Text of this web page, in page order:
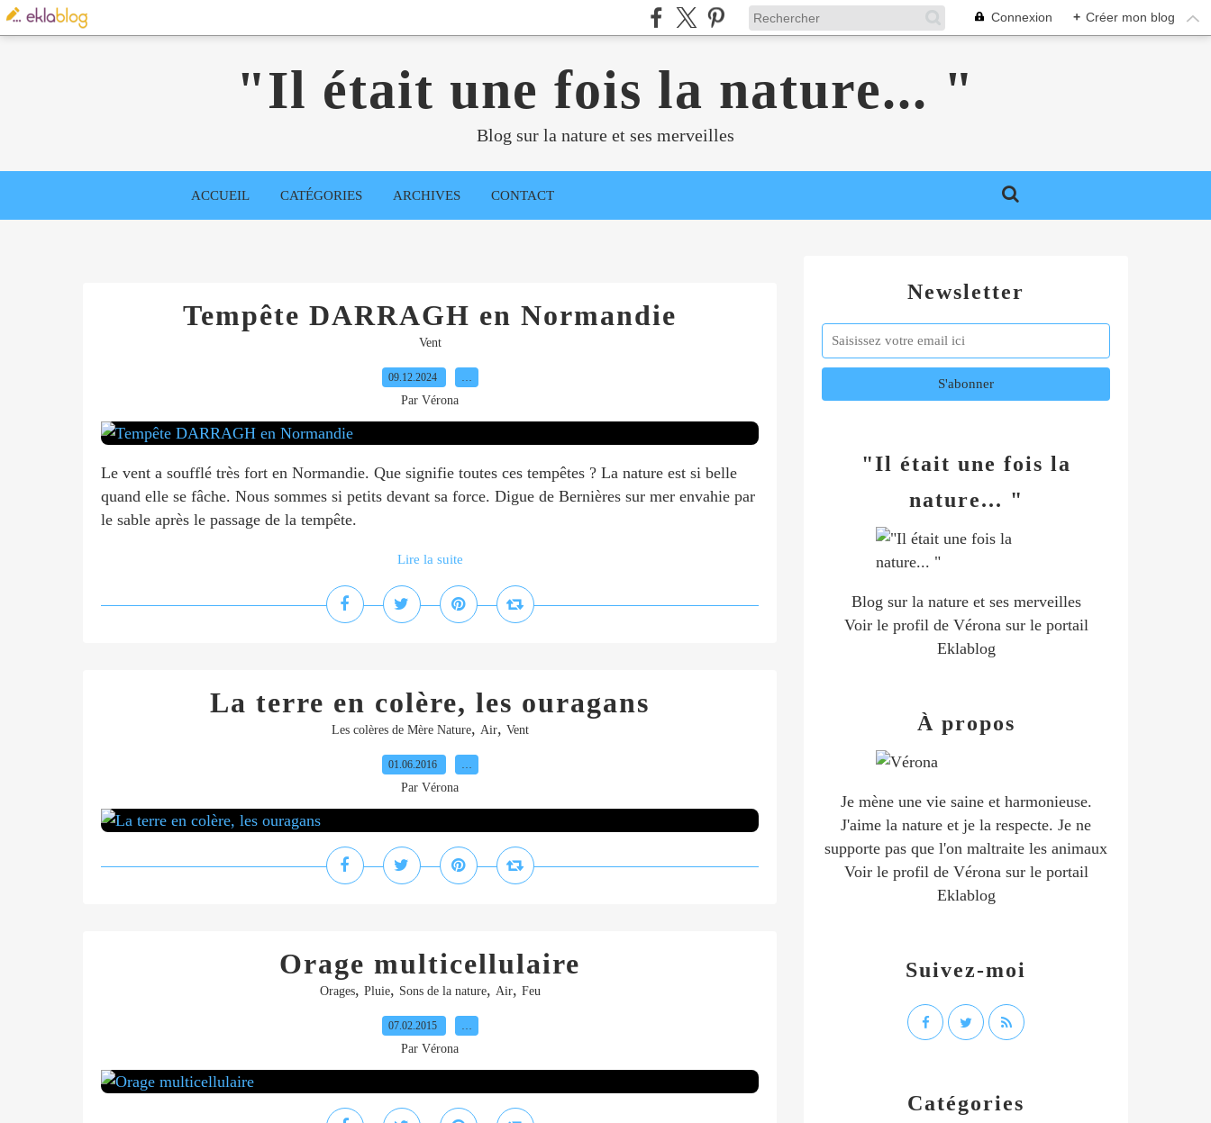
Connexion + Créer mon blog
"Il était une fois la nature... "
Blog sur la nature et ses merveilles
ACCUEIL CATÉGORIES ARCHIVES CONTACT
Tempête DARRAGH en Normandie
Vent
09.12.2024 …
Par Vérona
Le vent a soufflé très fort en Normandie. Que signifie toutes ces tempêtes ? La nature est si belle
quand elle se fâche. Nous sommes si petits devant sa force. Digue de Bernières sur mer envahie par
le sable après le passage de la tempête.
Lire la suite
La terre en colère, les ouragans
Les colères de Mère Nature, Air, Vent
01.06.2016 …
Par Vérona
Orage multicellulaire
Orages, Pluie, Sons de la nature, Air, Feu
07.02.2015 …
Par Vérona
Newsletter
Catégories
"Il était une fois la
nature... "
Blog sur la nature et ses merveilles
Voir le profil de Véronasur le portail
Eklablog
Suivez-moi
À propos
Je mène une vie saine et harmonieuse.
J'aime la nature et je la respecte. Je ne
supporte pas que l'on maltraite les animaux
Voir le profil de Véronasur le portail
Eklablog